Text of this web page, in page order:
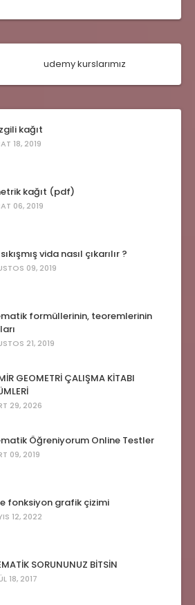
udemy kurslarımız
kağıt
18, 2019
kağıt (pdf)
06, 2019
vida nasıl çıkarılır ?
09, 2019
formüllerinin, teoremlerinin
21, 2019
GEOMETRİ ÇALIŞMA KİTABI
29, 2026
Öğreniyorum Online Testler
09, 2019
fonksiyon grafik çizimi
12, 2022
SORUNUNUZ BİTSİN
18, 2017